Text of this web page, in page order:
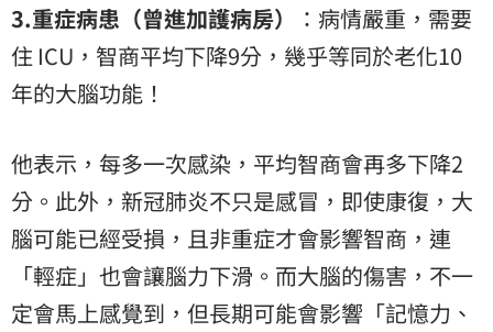
3.重症病患（曾進加護病房）
：病情嚴重，需要
住 ICU，智商平均下降9分，幾乎等同於老化10
年的大腦功能！
他表示，每多一次感染，平均智商會再多下降2
分。此外，新冠肺炎不只是感冒，即使康復，大
腦可能已經受損，且非重症才會影響智商，連
「輕症」也會讓腦力下滑。而大腦的傷害，不一
定會馬上感覺到，但長期可能會影響「記憶力、